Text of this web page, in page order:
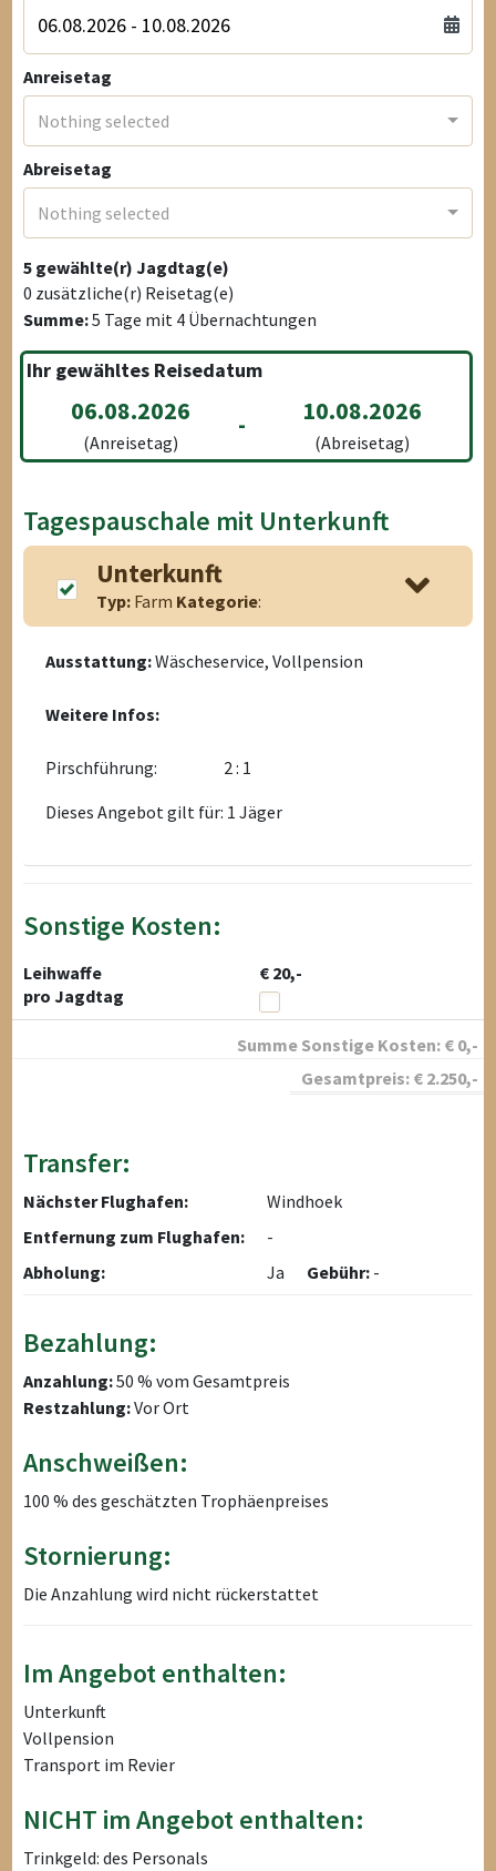
Anreisetag
Nothing selected
Abreisetag
Nothing selected
5 gewählte(r) Jagdtag(e)
0 zusätzliche(r) Reisetag(e)
Summe:5 Tage mit 4 Übernachtungen
Ihr gewähltes Reisedatum
06.08.2026
(Anreisetag)
- 10.08.2026
(Abreisetag)
Tagespauschale mit Unterkunft
Unterkunft
Typ: Farm Kategorie:
Ausstattung:Wäscheservice, Vollpension
Weitere Infos:
Pirschführung:
2 : 1
Dieses Angebot gilt für: 1 Jäger
Sonstige Kosten:
Leihwaffe
€ 20,-
pro Jagdtag
Summe Sonstige Kosten: € 0,-
Gesamtpreis: € 2.250,-
Transfer:
Nächster Flughafen:
Windhoek
Entfernung zum Flughafen:
-
Abholung:
Ja Gebühr: -
Bezahlung:
Anzahlung:50 % vom Gesamtpreis
Restzahlung:Vor Ort
Anschweißen:
100 % des geschätzten Trophäenpreises
Stornierung:
Die Anzahlung wird nicht rückerstattet
Im Angebot enthalten:
Unterkunft
Vollpension
Transport im Revier
NICHT im Angebot enthalten:
Trinkgeld: des Personals